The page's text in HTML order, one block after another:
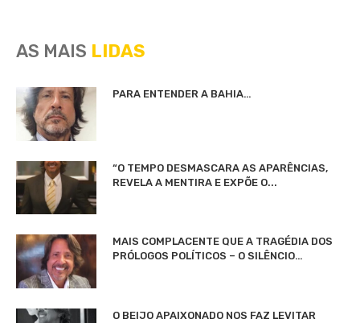
AS MAIS LIDAS
PARA ENTENDER A BAHIA…
“O TEMPO DESMASCARA AS APARÊNCIAS,
REVELA A MENTIRA E EXPÕE O...
MAIS COMPLACENTE QUE A TRAGÉDIA DOS
PRÓLOGOS POLÍTICOS – O SILÊNCIO…
O BEIJO APAIXONADO NOS FAZ LEVITAR